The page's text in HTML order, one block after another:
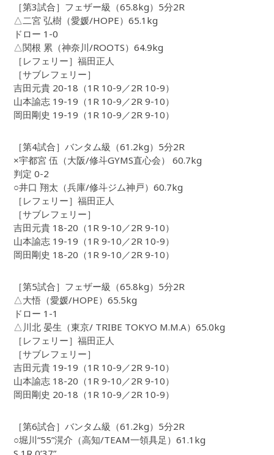
［第3試合］フェザー級（65.8kg）5分2R
△二宮 弘樹（愛媛/HOPE）65.1kg
ドロー 1-0
△関根 累（神奈川/ROOTS）64.9kg
［レフェリー］福田正人
［サブレフェリー］
吉田元貴 20-18（1R 10-9／2R 10-9）
山本諭志 19-19（1R 10-9／2R 9-10）
岡田剛史 19-19（1R 10-9／2R 9-10）
［第4試合］バンタム級（61.2kg）5分2R
×宇都宮 伍（大阪/修斗GYMS直心会） 60.7kg
判定 0-2
○井口 翔太（兵庫/修斗ジム神戸）60.7kg
［レフェリー］福田正人
［サブレフェリー］
吉田元貴 18-20（1R 9-10／2R 9-10）
山本諭志 19-19（1R 9-10／2R 10-9）
岡田剛史 18-20（1R 9-10／2R 9-10）
［第5試合］フェザー級（65.8kg）5分2R
△大悟（愛媛/HOPE）65.5kg
ドロー 1-1
△川北 晏生（東京/ TRIBE TOKYO M.M.A）65.0kg
［レフェリー］福田正人
［サブレフェリー］
吉田元貴 19-19（1R 10-9／2R 9-10）
山本諭志 18-20（1R 9-10／2R 9-10）
岡田剛史 20-18（1R 10-9／2R 10-9）
［第6試合］バンタム級（61.2kg）5分2R
○堀川“55”滉介（高知/TEAM一領具足）61.1kg